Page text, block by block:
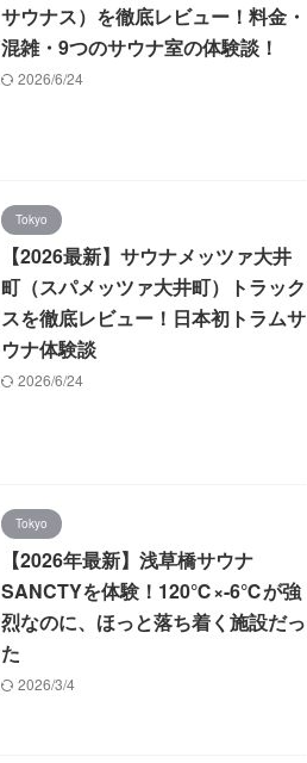
サウナス）を徹底レビュー！料金・
混雑・9つのサウナ室の体験談！
2026/6/24
Tokyo
【2026最新】サウナメッツァ大井
町（スパメッツァ大井町）トラック
スを徹底レビュー！日本初トラムサ
ウナ体験談
2026/6/24
Tokyo
【2026年最新】浅草橋サウナ
SANCTYを体験！120℃×-6℃が強
烈なのに、ほっと落ち着く施設だっ
た
2026/3/4